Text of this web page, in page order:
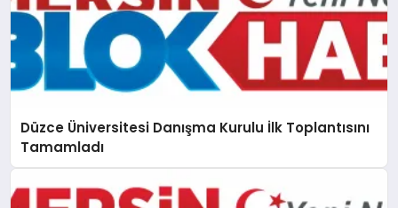
Düzce Üniversitesi Danışma Kurulu İlk Toplantısını
Tamamladı